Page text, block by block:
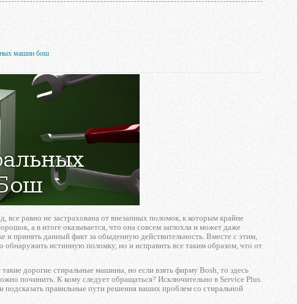
машин бош
равно не застрахована от внезапных поломок, к которым крайне
а в итоге оказывается, что она совсем заглохла и может даже
и принять данный факт за обыденную действительность. Вместе с этим,
обнаружить истинную поломку, но и исправить все таким образом, что от
дорогие стиральные машины, но если взять фирму Bosh, то здесь
починить. К кому следует обращаться? Исключительно в Service Plus.
правильные пути решения ваших проблем со стиральной